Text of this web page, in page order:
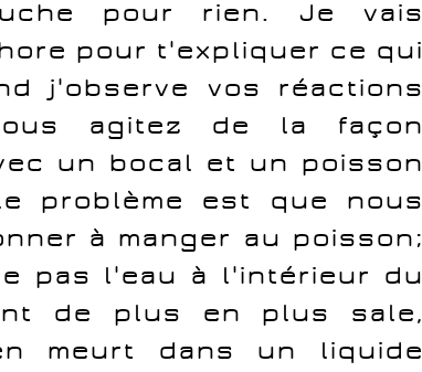
pour rien. Je vais
pour t'expliquer ce qui
j'observe vos réactions
agitez de la façon
un bocal et un poisson
problème est que nous
à manger au poisson;
pas l'eau à l'intérieur du
de plus en plus sale,
meurt dans un liquide